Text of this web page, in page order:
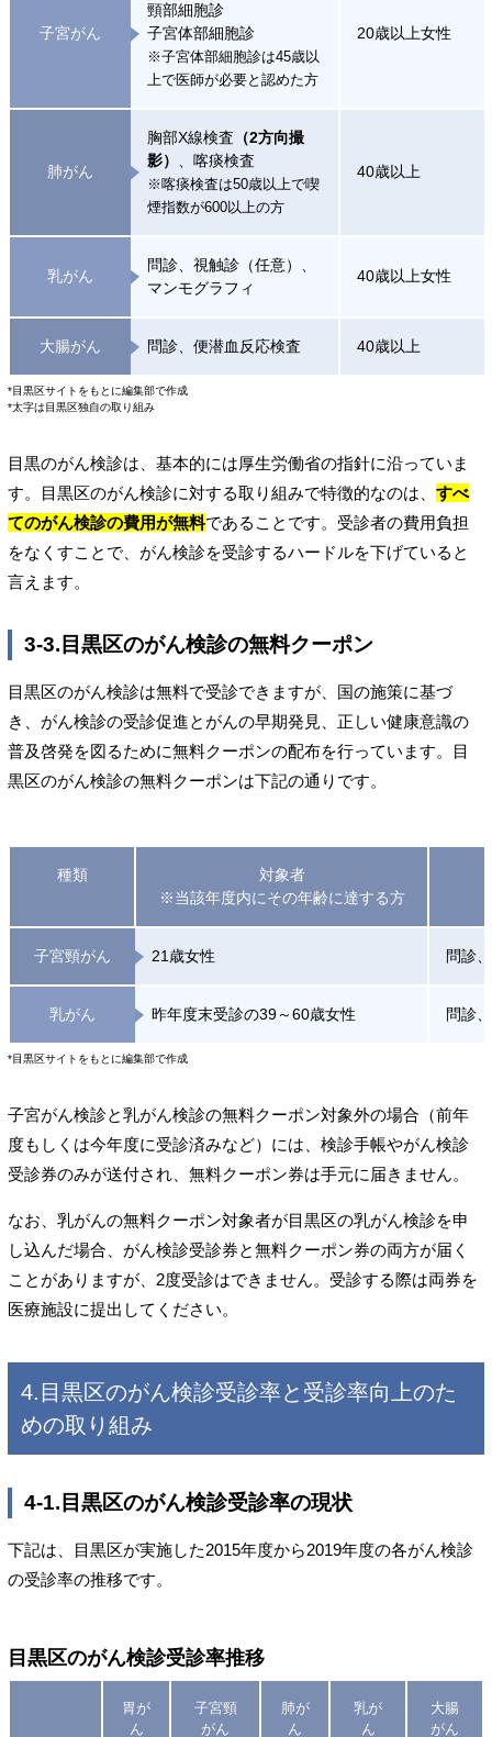
子宮がん
頸部細胞診
子宮体部細胞診
※子宮体部細胞診は45歳以
上で医師が必要と認めた方
20歳以上女性
肺がん
胸部X線検査 （2方向撮
影）
、喀痰検査
※喀痰検査は50歳以上で喫
煙指数が600以上の方
40歳以上
乳がん
問診、視触診（任意）、
マンモグラフィ
40歳以上女性
大腸がん 問診、便潜血反応検査 40歳以上
*目黒区サイトをもとに編集部で作成
*太字は目黒区独自の取り組み
目黒のがん検診は、基本的には厚生労働省の指針に沿っていま
す。目黒区のがん検診に対する取り組みで特徴的なのは、 すべ
てのがん検診の費用が無料であることです。受診者の費用負担
をなくすことで、がん検診を受診するハードルを下げていると
言えます。
3-3.目黒区のがん検診の無料クーポン
目黒区のがん検診は無料で受診できますが、国の施策に基づ
き、がん検診の受診促進とがんの早期発見、正しい健康意識の
普及啓発を図るために無料クーポンの配布を行っています。目
黒区のがん検診の無料クーポンは下記の通りです。
種類
対象者
※当該年度内にその年齢に達する方
子宮頸がん 21歳女性 問診
乳がん 昨年度末受診の39～60歳女性 問診
*目黒区サイトをもとに編集部で作成
子宮がん検診と乳がん検診の無料クーポン対象外の場合（前年
度もしくは今年度に受診済みなど）には、検診手帳やがん検診
受診券のみが送付され、無料クーポン券は手元に届きません。
なお、乳がんの無料クーポン対象者が目黒区の乳がん検診を申
し込んだ場合、がん検診受診券と無料クーポン券の両方が届く
ことがありますが、2度受診はできません。受診する際は両券を
医療施設に提出してください。
4.目黒区のがん検診受診率と受診率向上のた
めの取り組み
4-1.目黒区のがん検診受診率の現状
下記は、目黒区が実施した2015年度から2019年度の各がん検診
の受診率の推移です。
目黒区のがん検診受診率推移
胃が
ん
子宮頸
がん
肺が
ん
乳が
ん
大腸
がん